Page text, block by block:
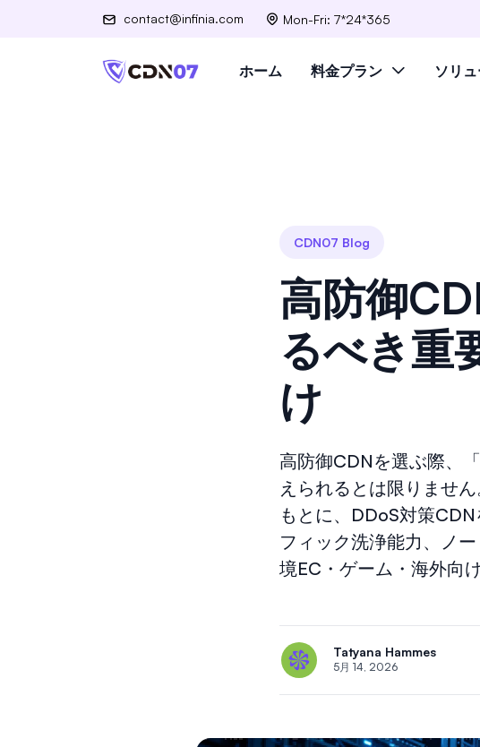
contact@infinia.com Mon-Fri: 7*24*365
ホーム 料金プラン ソリ
CDN07 Blog
高防御
るべき重
け
高防御CDNを選ぶ際、
えられるとは限りませ
もとに、DDoS対策
フィック洗浄能力、ノ
境EC・ゲーム・海外向
Tatyana Hammes
5月 14, 2026